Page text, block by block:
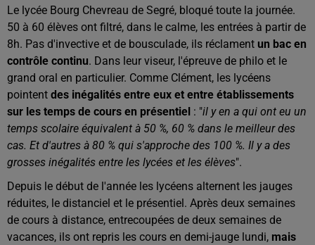
Le lycée Bourg Chevreau de Segré, bloqué toute la journée.
50 à 60 élèves ont filtré, dans le calme, les entrées à partir de
8h. Pas d'invective et de bousculade, ils réclament un bac en
contrôle continu. Dans leur viseur, l'épreuve de philo et le
grand oral en particulier. Comme Clément, les lycéens
pointent des inégalités entre eux et entre établissements
sur les temps de cours en présentiel : "il y en a qui ont eu un
temps scolaire équivalent à 50 %, 60 % dans le meilleur des
cas. Et d'autres à 80 % qui s'approche des 100 %. Il y a des
grosses inégalités entre les lycées et les élèves".
Depuis le début de l'année les lycéens alternent les jauges
réduites, le distanciel et le présentiel. Après deux semaines
de cours à distance, entrecoupées de deux semaines de
vacances, ils ont repris les cours en demi-jauge lundi, mais